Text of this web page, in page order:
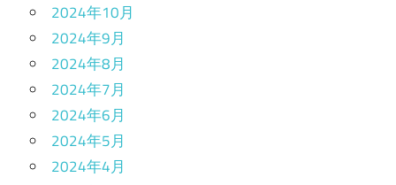
2024年10月
2024年9月
2024年8月
2024年7月
2024年6月
2024年5月
2024年4月